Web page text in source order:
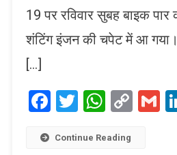
19 पर रविवार सुबह बाइक
शंटिंग इंजन की चपेट में आ
[…]
Facebook
Twitter
Continue Reading